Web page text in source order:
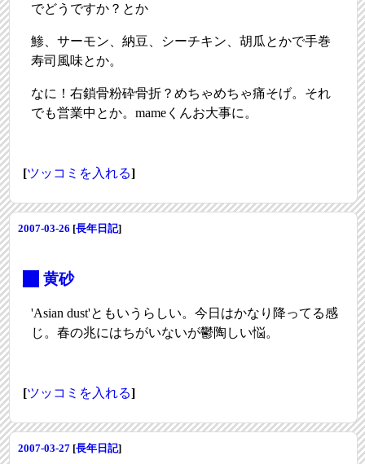
でどうですか？とか
鯵、サーモン、納豆、シーチキン、胡瓜とかで手巻
寿司風味とか。
なに！右鎖骨粉砕骨折？めちゃめちゃ痛そげ。それ
でも営業中とか。mameくんお大事に。
[ツッコミを入れる]
2007-03-26 [長年日記]
黄砂
'Asian dust'ともいうらしい。今日はかなり降ってる感
じ。春の兆にはちがいないが鬱陶しい悩。
[ツッコミを入れる]
2007-03-27 [長年日記]